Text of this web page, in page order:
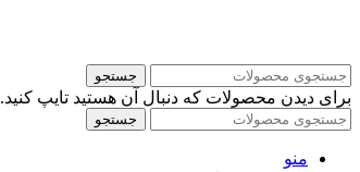
جستجو
برای دیدن محصولات که دنبال آن هستید تایپ کنید.
جستجو
منو